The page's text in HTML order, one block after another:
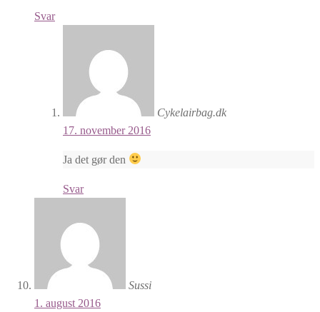
Svar
Cykelairbag.dk
17. november 2016
Ja det gør den
Svar
Sussi
1. august 2016